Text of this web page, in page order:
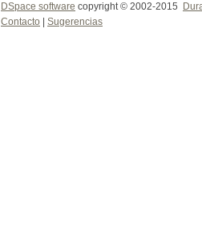
DSpace software copyright © 2002-2015
Contacto
Sugerencias